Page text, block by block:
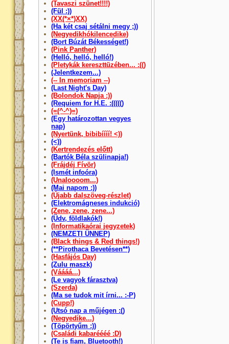
(Tavaszi szünet!!!!)
(Fül :))
(XX(*×*)XX)
(Ha két csaj sétálni megy ;))
(Negyedikhókilencedike)
(Bort Búzát Békességet!)
(Pink Panther)
(Helló, helló, helló!)
(Pletykák kereszttüzében... :(()
(Jelentkezem...)
(-- In memoriam --)
(Last Night's Day)
(Bolondok Napja :))
(Requiem for H.E. :((((()
(=(^-^)=)
(Egy határozottan vegyes
nap)
(Nyertünk, bibibíííí! <))
(<))
(Kertrendezés előtt)
(Bartók Béla szülinapja!)
(Frájdéj Fívör)
(Ismét infoóra)
(Unaloooom...)
(Mai napom :))
(Újabb dalszöveg-részlet)
(Elektromágneses indukció)
(Zene, zene, zene...)
(Üdv, földlakók!)
(Informatikaórai jegyzetek)
(NEMZETI ÜNNEP)
(Black things & Red things!)
(**Pirothaca Bevetésen**)
(Hasfájós Day)
(Zulu maszk)
(Váááá...)
(Le vagyok fárasztva)
(Szerda)
(Ma se tudok mit írni... :-P)
(Cupp!)
(Utsó nap a műjégen :()
(Negyedike...)
(Töpörtyűm :))
(Családi kabaréééé :D)
(Te is fiam, Bluetooth!)